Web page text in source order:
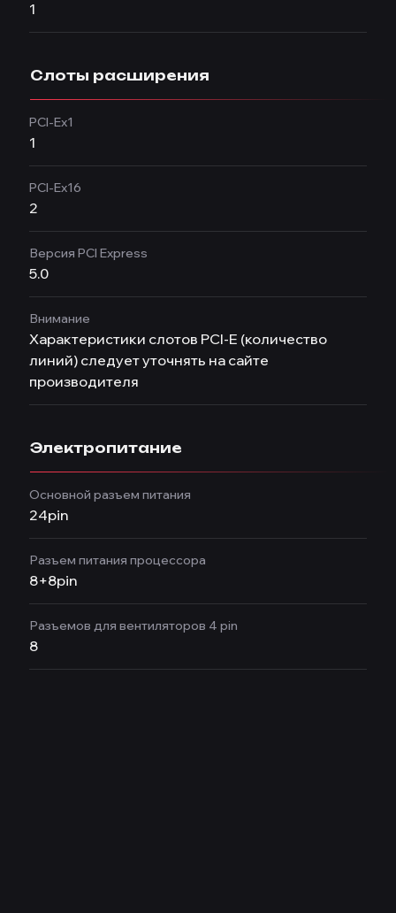
1
Слоты расширения
PCI-Ex1
1
PCI-Ex16
2
Версия PCI Express
5.0
Внимание
Характеристики слотов PCI-E (количество
линий) следует уточнять на сайте
производителя
Электропитание
Основной разъем питания
24pin
Разъем питания процессора
8+8pin
Разъемов для вентиляторов 4 pin
8